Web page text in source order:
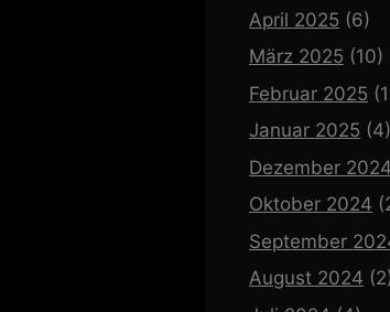
April 2025 (6)
März 2025 (10)
Februar 2025
Januar 2025 (4)
Dezember 2024
Oktober 2024
September
August 2024